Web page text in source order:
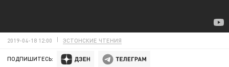
2019-04-18 12:00 ЭСТОНСКИЕ ЧТЕНИЯ
ПОДПИШИТЕСЬ: